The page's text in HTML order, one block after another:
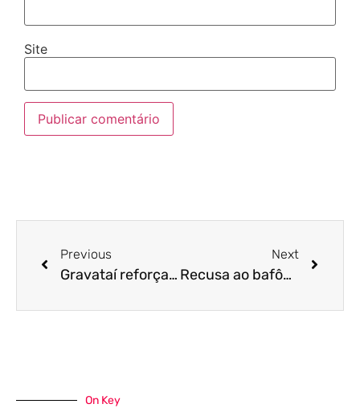
Site
Previous
Gravataí reforça compromisso com a segurança no trânsito: novos etilômetros garantem maior rigor na fiscalização
Next
Recusa ao bafômetro : Carnaval 2024 registra aumento preocupante, especialmente em São Mateus
On Key